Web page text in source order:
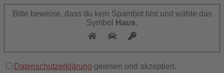
dieses
Bitte beweise, dass du kein Spambot bist und wähle das
Symbol
Haus.
Datenschutzerklärung gelesen und akzeptiert.